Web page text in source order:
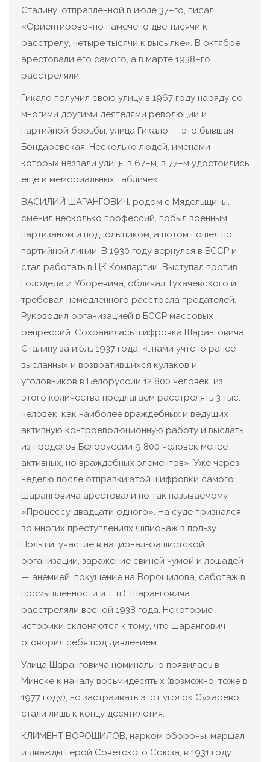
Сталину, отправленной в июле 37–го, писал:
«Ориентировочно намечено две тысячи к
расстрелу, четыре тысячи к высылке». В октябре
арестовали его самого, а в марте 1938–го
расстреляли.
Гикало получил свою улицу в 1967 году наряду со
многими другими деятелями революции и
партийной борьбы: улица Гикало — это бывшая
Бондаревская. Несколько людей, именами
которых назвали улицы в 67–м, в 77–м удостоились
еще и мемориальных табличек.
ВАСИЛИЙ ШАРАНГОВИЧ, родом с Мядельщины,
сменил несколько профессий, побыл военным,
партизаном и подпольщиком, а потом пошел по
партийной линии. В 1930 году вернулся в БССР и
стал работать в ЦК Компартии. Выступал против
Голодеда и Уборевича, обличал Тухачевского и
требовал немедленного расстрела предателей.
Руководил организацией в БССР массовых
репрессий. Сохранилась шифровка Шаранговича
Сталину за июль 1937 года: «…нами учтено ранее
высланных и возвратившихся кулаков и
уголовников в Белоруссии 12 800 человек, из
этого количества предлагаем расстрелять 3 тыс.
человек, как наиболее враждебных и ведущих
активную контрреволюционную работу и выслать
из пределов Белоруссии 9 800 человек менее
активных, но враждебных элементов». Уже через
неделю после отправки этой шифровки самого
Шаранговича арестовали по так называемому
«Процессу двадцати одного». На суде признался
во многих преступлениях (шпионаж в пользу
Польши, участие в национал-фашистской
организации, заражение свиней чумой и лошадей
— анемией, покушение на Ворошилова, саботаж в
промышленности и т. п.). Шаранговича
расстреляли весной 1938 года. Некоторые
историки склоняются к тому, что Шарангович
оговорил себя под давлением.
Улица Шаранговича номинально появилась в
Минске к началу восьмидесятых (возможно, тоже в
1977 году), но застраивать этот уголок Сухарево
стали лишь к концу десятилетия.
КЛИМЕНТ ВОРОШИЛОВ, нарком обороны, маршал
и дважды Герой Советского Союза, в 1931 году